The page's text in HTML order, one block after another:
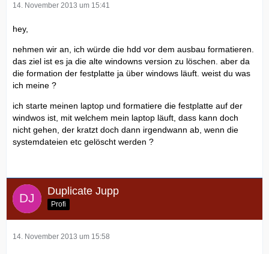
14. November 2013 um 15:41
hey,
nehmen wir an, ich würde die hdd vor dem ausbau formatieren.
das ziel ist es ja die alte windowns version zu löschen. aber da
die formation der festplatte ja über windows läuft. weist du was
ich meine ?
ich starte meinen laptop und formatiere die festplatte auf der
windwos ist, mit welchem mein laptop läuft, dass kann doch
nicht gehen, der kratzt doch dann irgendwann ab, wenn die
systemdateien etc gelöscht werden ?
Duplicate Jupp
Profi
14. November 2013 um 15:58